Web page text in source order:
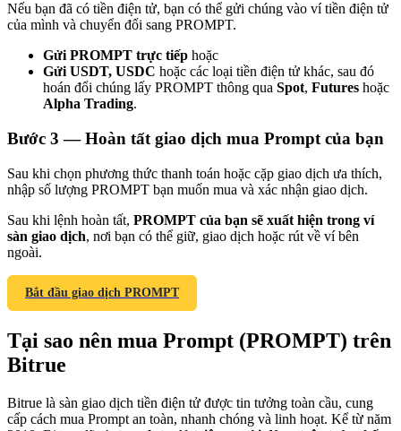
Mời một người bạn để nhận phần thưởng tiền mặt
Deposit CASHCAT & Win
Nếu bạn đã có tiền điện tử, bạn có thể gửi chúng vào ví tiền điện tử
của mình và chuyển đổi sang PROMPT.
Gửi PROMPT trực tiếp hoặc
Gửi USDT, USDC hoặc các loại tiền điện tử khác, sau đó
hoán đổi chúng lấy PROMPT thông qua Spot, Futures hoặc
Alpha Trading.
Bước 3 —Hoàn tất giao dịch mua Prompt của bạn
Sau khi chọn phương thức thanh toán hoặc cặp giao dịch ưa thích,
nhập số lượng PROMPT bạn muốn mua và xác nhận giao dịch.
Sau khi lệnh hoàn tất, PROMPT của bạn sẽ xuất hiện trong ví
sàn giao dịch, nơi bạn có thể giữ, giao dịch hoặc rút về ví bên
ngoài.
Bắt đầu giao dịch PROMPT
Tại sao nên mua Prompt (PROMPT) trên
Bitrue
Bitrue là sàn giao dịch tiền điện tử được tin tưởng toàn cầu, cung
cấp cách mua Prompt an toàn, nhanh chóng và linh hoạt. Kể từ năm